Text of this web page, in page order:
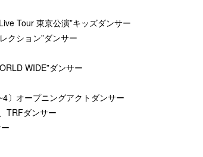
Tour 東京公演”キッズダンサー
クション”ダンサー
WIDE”ダンサー
〕オープニングアクトダンサー
TRFダンサー